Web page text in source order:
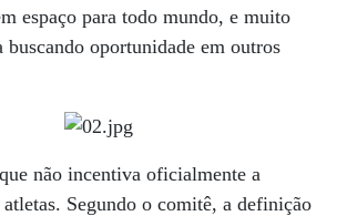
espaço para todo mundo, e muito
buscando oportunidade em outros
não incentiva oficialmente a
Segundo o comitê, a definição